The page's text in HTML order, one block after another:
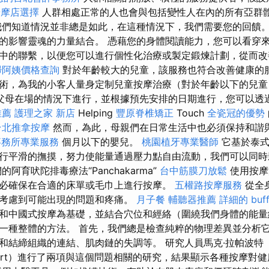
店選擇 人群相處正常的人也會與包括變性人在內的所有亞群
知道情況並非總是如此，在這種情況下，我們需要您的回饋
影響靈魂的力量結合。 憑藉您的身體閱讀能力，您可以看穿
的聯繫，以便您可以進行個性化治療或製定鍛煉計劃，從而
姨價格查詢 對於年齡較大的兒童，該服務也符合改善健康的
，為我的小客人量身定制兒童按摩治療（對於年齡以下的兒
在場的情況下進行，並根據預先安排的日期進行，您可以透
護理之家 新店 Helping 豐原脊椎矯正 Touch 全瓷冠的優勢
推拿按摩 然而，為此，母親們在日常生活中也必須保持和諧
所專業服務 個月以下的嬰兒。 桃園植牙專業醫師 它基於泰
平滑的撫摸，努力使能量通過壓力點自由流動，我們可以同
阿育吠陀排毒療法“Panchakarma” 台中筋膜刀放鬆 使用按
確保在合適的床單或毛巾上進行按摩。 五權路按摩服務 從全
慮到可能出現的問題和疼痛。
月子餐 輔聽器推薦 詳細的
中國式按摩為基礎，並結合穴位和經絡（圍繞我們身體的能
種整體的方法。 首先，我們總是檢查純粹的物理差異並分析
結締組織的連結、肌肉鏈的失調等。 研究人員馬克·拉帕波
進行了兩項與這個問題相關的研究，結果顯示各種按摩對